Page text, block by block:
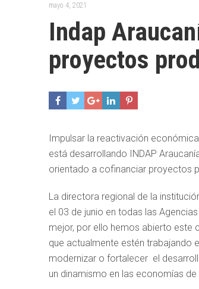
mayo 4, 2021
Indap
proyectos
Impulsar la reactivación
está desarrollando INDAP
orientado a cofinanciar proyectos
La directora regional de la
el 03 de junio en todas las
mejor, por ello hemos abierto este
que actualmente estén trabajando
modernizar o fortalecer el
un dinamismo en las economías